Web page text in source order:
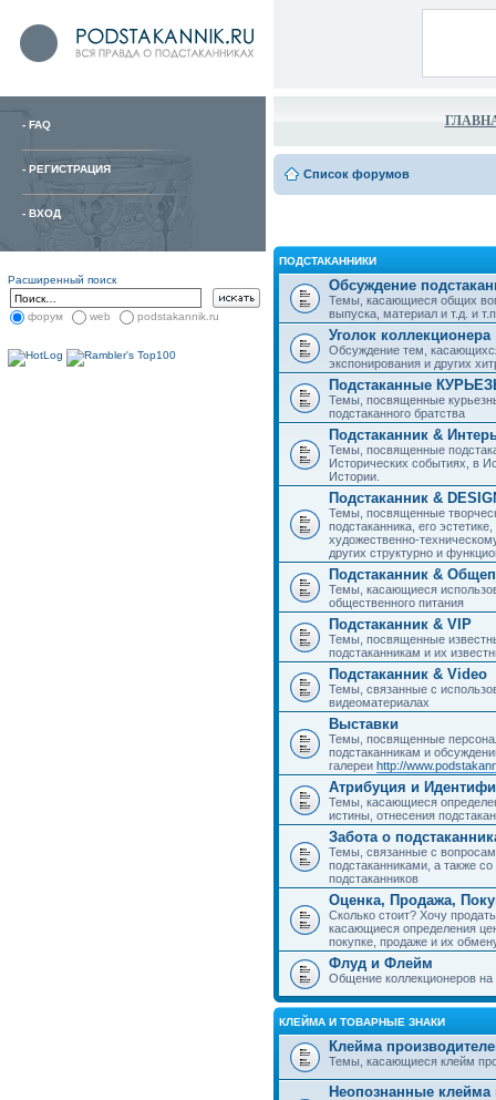
- FAQ
- РЕГИСТРАЦИЯ
- ВХОД
Расширенный поиск
форум web podstakannik.ru
Список форумов
ПОДСТАКАННИКИ
Обсуждение
Темы, касающиеся общих
выпуска, материал и т.д. и
Уголок коллекционера
Обсуждение тем,
экспонирования и других
Подстаканные
Темы, посвященные
подстаканного братства
Подстаканник &
Темы, посвященные
Исторических событиях, в
Истории.
Подстаканник &
Темы, посвященные
подстаканника, его
художественно-
других структурно и
Подстаканник &
Темы, касающиеся
общественного питания
Подстаканник & VIP
Темы, посвященные
подстаканникам и их
Подстаканник & Video
Темы, связанные с
видеоматериалах
Выставки
Темы, посвященные
подстаканникам и
галереи http://
Атрибуция и
Темы, касающиеся
истины, отнесения
Забота о
Темы, связанные с
подстаканниками, а также
подстаканников
Оценка, Продажа,
Сколько стоит? Хочу
касающиеся определения
покупке, продаже и их
Флуд и Флейм
Общение коллекционеров
КЛЕЙМА И ТОВАРНЫЕ ЗНАКИ
Клейма
Темы, касающиеся клейм
Неопознанные клейма